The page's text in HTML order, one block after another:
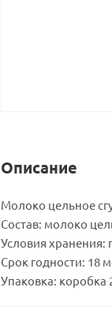
Описание
Молоко цельное
Состав: молоко
Условия хранения:
Срок годности: 18
Упаковка: коробка